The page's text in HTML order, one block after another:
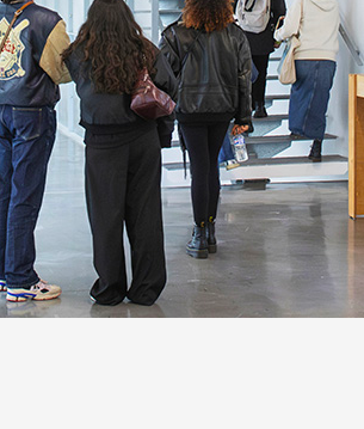
Formation
Événements
1% œuvres dans
public